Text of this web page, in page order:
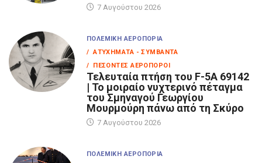
7 Αυγούστου 2026
ΠΟΛΕΜΙΚΉ ΑΕΡΟΠΟΡΊΑ
/ ΑΤΥΧΉΜΑΤΑ - ΣΥΜΒΆΝΤΑ
/ ΠΕΣΌΝΤΕΣ ΑΕΡΟΠΌΡΟΙ
Τελευταία πτήση του F-5A 69142
| Το μοιραίο νυχτερινό πέταγμα
του Σμηναγού Γεωργίου
Μουρμούρη πάνω από τη Σκύρο
7 Αυγούστου 2026
ΠΟΛΕΜΙΚΉ ΑΕΡΟΠΟΡΊΑ